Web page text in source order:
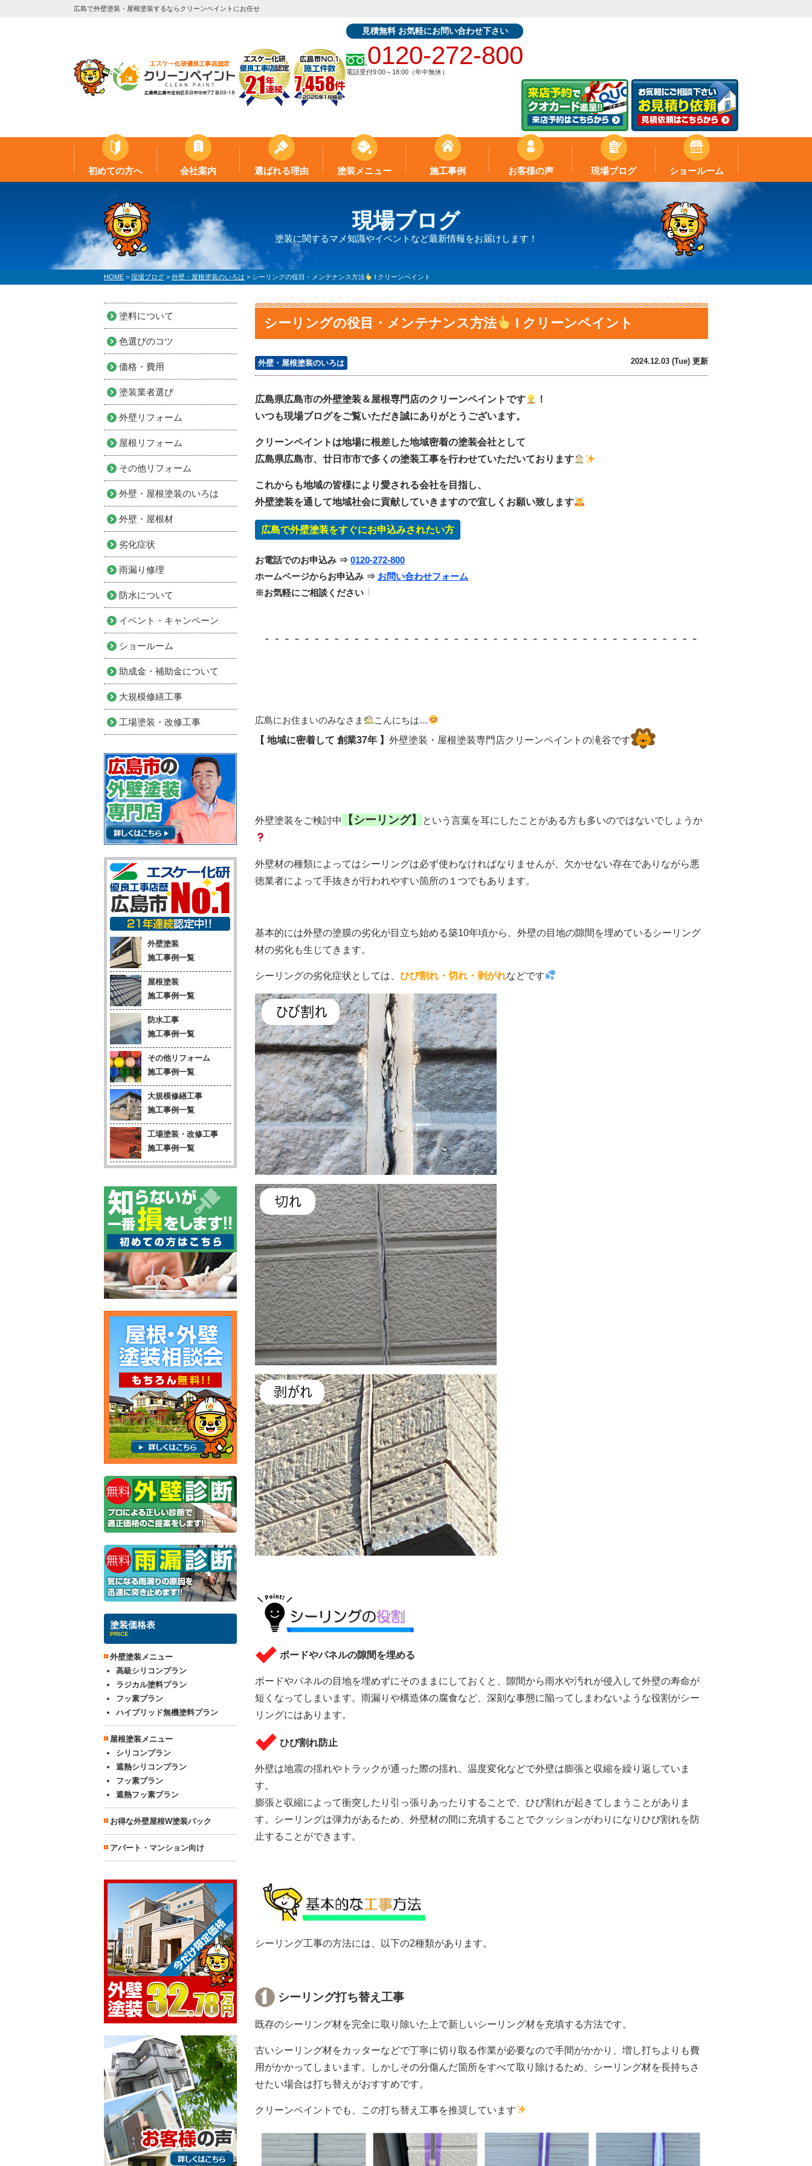
広島で外壁塗装・屋根塗装するならクリーンペイントにお任せ
見積無料 お気軽にお問い合わせ下さい
0120-272-800
電話受付9:00～18:00（年中無休）
初めての方へ 会社案内 選ばれる理由 塗装メニュー 施工事例 お客様の声 現場ブログ ショールーム
現場ブログ
塗装に関するマメ知識やイベントなど最新情報をお届けします！
HOME > 現場ブログ > 外壁・屋根塗装のいろは > シーリングの役目・メンテナンス方法 l クリーンペイント
シーリングの役目・メンテナンス方法 l クリーンペイント
外壁・屋根塗装のいろは 2024.12.03 (Tue) 更新
広島県広島市の外壁塗装＆屋根専門店のクリーンペイントです
！
いつも現場ブログをご覧いただき誠にありがとうございます。
クリーンペイントは地場に根差した地域密着の塗装会社として
広島県広島市、廿日市市で多くの塗装工事を行わせていただいております
これからも地域の皆様により愛される会社を目指し、
外壁塗装を通して地域社会に貢献していきますので宜しくお願い致します
広島で外壁塗装をすぐにお申込みされたい方
お電話でのお申込み ⇒ 0120-272-800
ホームページからお申込み ⇒ お問い合わせフォーム
※お気軽にご相談ください
広島にお住まいのみなさま
こんにちは…
【 地域に密着して 創業37年 】 外壁塗装・屋根塗装専門店クリーンペイントの滝谷です
外壁塗装をご検討中 【シーリング】 という言葉を耳にしたことがある方も多いのではないでしょうか
外壁材の種類によってはシーリングは必ず使わなければなりませんが、欠かせない存在でありながら悪
徳業者によって手抜きが行われやすい箇所の１つでもあります。
基本的には外壁の塗膜の劣化が目立ち始める築10年頃から、外壁の目地の隙間を埋めているシーリング
材の劣化も生じてきます。
シーリングの劣化症状としては、 ひび割れ・切れ・剥がれなどです
ボードやパネルの隙間を埋める
ボードやパネルの目地を埋めずにそのままにしておくと、隙間から雨水や汚れが侵入して外壁の寿命が
短くなってしまいます。雨漏りや構造体の腐食など、深刻な事態に陥ってしまわないような役割がシー
リングにはあります。
ひび割れ防止
外壁は地震の揺れやトラックが通った際の揺れ、温度変化などで外壁は膨張と収縮を繰り返していま
す。
膨張と収縮によって衝突したり引っ張りあったりすることで、ひび割れが起きてしまうことがありま
す。シーリングは弾力があるため、外壁材の間に充填することでクッションがわりになりひび割れを防
止することができます。
シーリング工事の方法には、以下の2種類があります。
シーリング打ち替え工事
既存のシーリング材を完全に取り除いた上で新しいシーリング材を充填する方法です。
古いシーリング材をカッターなどで丁寧に切り取る作業が必要なので手間がかかり、増し打ちよりも費
用がかかってしまいます。しかしその分傷んだ箇所をすべて取り除けるため、シーリング材を長持ちさ
せたい場合は打ち替えがおすすめです。
クリーンペイントでも、この打ち替え工事を推奨しています
塗料について
色選びのコツ
価格・費用
塗装業者選び
外壁リフォーム
屋根リフォーム
その他リフォーム
外壁・屋根塗装のいろは
外壁・屋根材
劣化症状
雨漏り修理
防水について
イベント・キャンペーン
ショールーム
助成金・補助金について
大規模修繕工事
工場塗装・改修工事
外壁塗装
施工事例一覧
屋根塗装
施工事例一覧
防水工事
施工事例一覧
その他リフォーム
施工事例一覧
大規模修繕工事
施工事例一覧
工場塗装・改修工事
施工事例一覧
塗装価格表
PRICE
外壁塗装メニュー
高級シリコンプラン
ラジカル塗料プラン
フッ素プラン
ハイブリッド無機塗料プラン
屋根塗装メニュー
シリコンプラン
遮熱シリコンプラン
フッ素プラン
遮熱フッ素プラン
お得な外壁屋根W塗装パック
アパート・マンション向け